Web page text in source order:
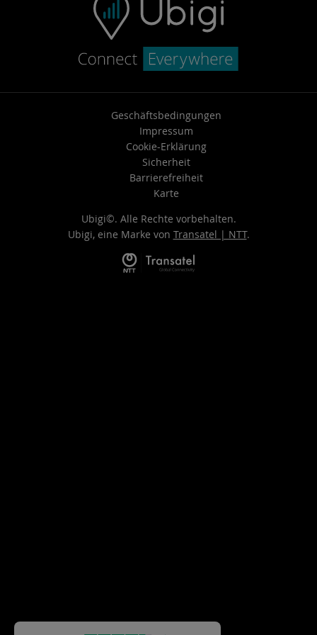
Geschäftsbedingungen
Impressum
Cookie-Erklärung
Sicherheit
Barrierefreiheit
Karte
Ubigi©. Alle Rechte vorbehalten.
Ubigi, eine Marke von Transatel | NTT.